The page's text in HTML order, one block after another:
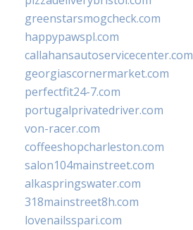
greenstarsmogcheck.com
happypawspl.com
callahansautoservicecenter.com
georgiascornermarket.com
perfectfit24-7.com
portugalprivatedriver.com
von-racer.com
coffeeshopcharleston.com
salon104mainstreet.com
alkaspringswater.com
318mainstreet8h.com
lovenailsspari.com